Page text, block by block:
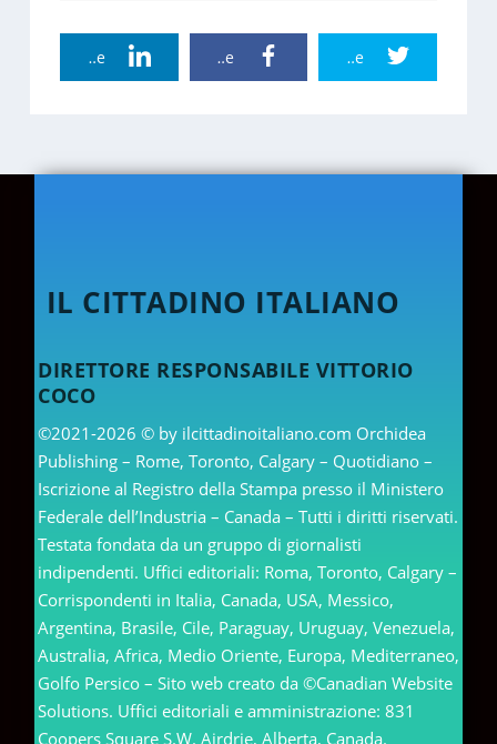
Twitter Share
Facebook Share
Linkedin Share
IL CITTADINO ITALIANO
DIRETTORE RESPONSABILE VITTORIO
COCO
©2021-2026 © by ilcittadinoitaliano.com Orchidea
Publishing – Rome, Toronto, Calgary – Quotidiano –
Iscrizione al Registro della Stampa presso il Ministero
Federale dell’Industria – Canada – Tutti i diritti riservati.
Testata fondata da un gruppo di giornalisti
indipendenti. Uffici editoriali: Roma, Toronto, Calgary –
Corrispondenti in Italia, Canada, USA, Messico,
Argentina, Brasile, Cile, Paraguay, Uruguay, Venezuela,
Australia, Africa, Medio Oriente, Europa, Mediterraneo,
Golfo Persico – Sito web creato da ©Canadian Website
Solutions. Uffici editoriali e amministrazione: 831
Coopers Square S.W. Airdrie, Alberta, Canada.